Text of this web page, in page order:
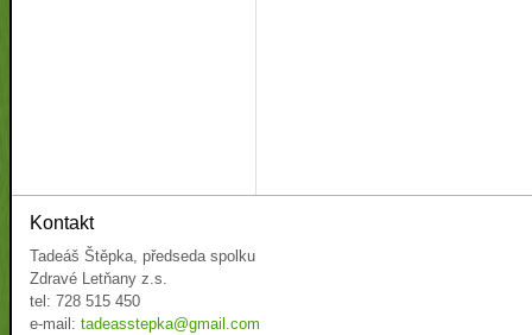
Kontakt
Tadeáš Štěpka, předseda spolku
Zdravé Letňany z.s.
tel: 728 515 450
e-mail: tadeasstepka@gmail.com